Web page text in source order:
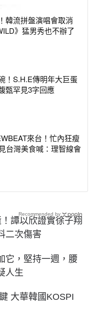
韓流拼盤演唱會取消
》猛男秀也不辦了
！S.H.E傳明年大巨蛋
甄罕見3字回應
來台！忙內狂瘦
台灣美食喊：理智線會
譚以欣證實徐子翔
二次傷害
它，堅持一週，腰
人生
大華韓國KOSPI
Recommended by